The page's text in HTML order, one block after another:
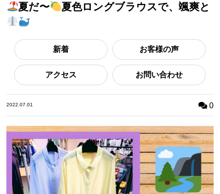
夏だ〜 夏色ロングブラウスで、颯爽と
新着 お客様の声
アクセス お問い合わせ
2022.07.01 0